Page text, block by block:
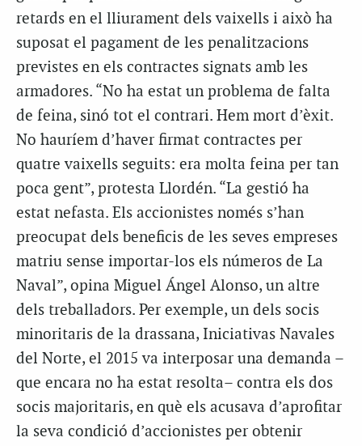
retards en el lliurament dels vaixells i això ha
suposat el pagament de les penalitzacions
previstes en els contractes signats amb les
armadores. “No ha estat un problema de falta
de feina, sinó tot el contrari. Hem mort d’èxit.
No hauríem d’haver firmat contractes per
quatre vaixells seguits: era molta feina per tan
poca gent”, protesta Llordén. “La gestió ha
estat nefasta. Els accionistes només s’han
preocupat dels beneficis de les seves empreses
matriu sense importar-los els números de La
Naval”, opina Miguel Ángel Alonso, un altre
dels treballadors. Per exemple, un dels socis
minoritaris de la drassana, Iniciativas Navales
del Norte, el 2015 va interposar una demanda –
que encara no ha estat resolta– contra els dos
socis majoritaris, en què els acusava d’aprofitar
la seva condició d’accionistes per obtenir